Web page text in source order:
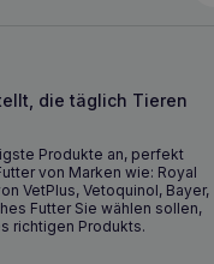
die täglich Tieren
Produkte an, perfekt
von Marken wie: Royal
VetPlus, Vetoquinol, Bayer,
Futter Sie wählen sollen,
richtigen Produkts.